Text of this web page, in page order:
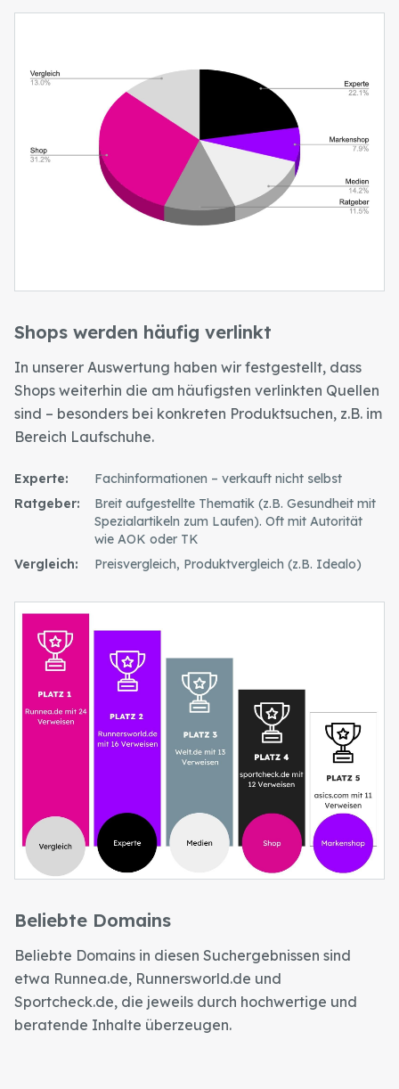
Shops werden häufig verlinkt
In unserer Auswertung haben wir festgestellt, dass
Shops weiterhin die am häufigsten verlinkten Quellen
sind – besonders bei konkreten Produktsuchen, z.B. im
Bereich Laufschuhe.
Experte:
Fachinformationen – verkauft nicht selbst
Ratgeber:
Breit aufgestellte Thematik (z.B. Gesundheit mit
Spezialartikeln zum Laufen). Oft mit Autorität
wie AOK oder TK
Vergleich: Preisvergleich, Produktvergleich (z.B. Idealo)
Beliebte Domains
Beliebte Domains in diesen Suchergebnissen sind
etwa Runnea.de, Runnersworld.de und
Sportcheck.de, die jeweils durch hochwertige und
beratende Inhalte überzeugen.